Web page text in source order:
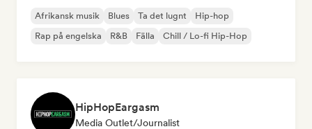
Afrikansk musik Blues Ta det lugnt
Hip-hop
Rap på engelska
R&B Fälla Chill / Lo-fi Hip-Hop
HipHopEargasm
Media Outlet/Journalist